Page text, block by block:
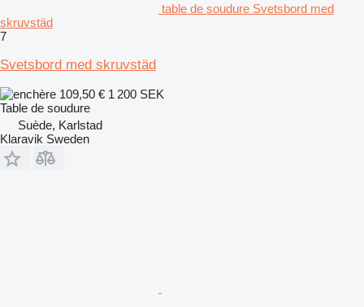
table de soudure Svetsbord med
skruvstäd
7
Svetsbord med skruvstäd
109,50 € 1 200 SEK
Table de soudure
Suède, Karlstad
Klaravik Sweden